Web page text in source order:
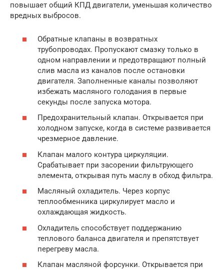
повышает общий КПД двигатели, уменьшая количество
вредных выбросов.
Обратные клапаны в возвратных
трубопроводах. Пропускают смазку только в
одном направлении и предотвращают полный
слив масла из каналов после остановки
двигателя. Заполненные каналы позволяют
избежать масляного голодания в первые
секунды после запуска мотора.
Предохранительный клапан. Открывается при
холодном запуске, когда в системе развивается
чрезмерное давление.
Клапан малого контура циркуляции.
Срабатывает при засорении фильтрующего
элемента, открывая путь маслу в обход фильтра.
Масляный охладитель. Через корпус
теплообменника циркулирует масло и
охлаждающая жидкость.
Охладитель способствует поддержанию
теплового баланса двигателя и препятствует
перегреву масла.
Клапан масляной форсунки. Открывается при